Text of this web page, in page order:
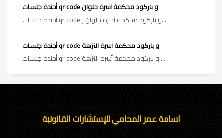
أجندة جلسات qr code و باركود محكمة اسرة حلوان
أجندة جلسات qr code و باركود محكمة أسرة حلوان ر...
أجندة جلسات qr code و باركود محكمة اسرة النزهة
أجندة جلسات qr code و باركود محكمة أسرة النزهة ...
اسامة عمر المحامي للإستشارات القانونية